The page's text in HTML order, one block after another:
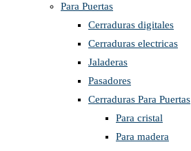
Para Puertas
Cerraduras digitales
Cerraduras electricas
Jaladeras
Pasadores
Cerraduras Para Puertas
Para cristal
Para madera